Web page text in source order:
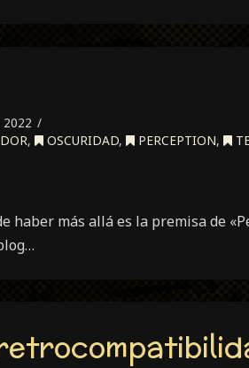
2022
, OSCURIDAD, PERCEPTION,
haber más allá es la premisa de